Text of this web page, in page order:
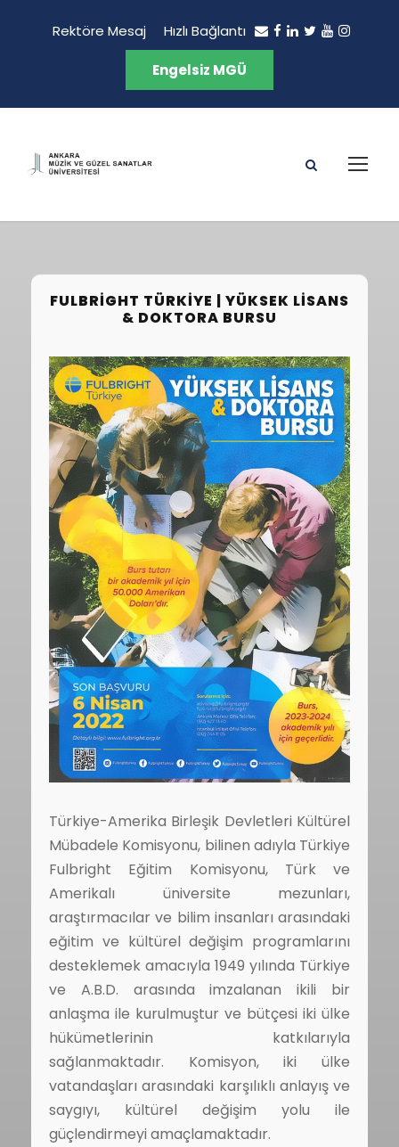
Rektöre Mesaj Hızlı Bağlantı
Engelsiz MGÜ
FULBRIGHT TÜRKIYE | YÜKSEK LISANS
& DOKTORA BURSU
Türkiye-Amerika Birleşik Devletleri Kültürel
Mübadele Komisyonu, bilinen adıyla Türkiye
Fulbright Eğitim Komisyonu, Türk ve
Amerikalı üniversite mezunları,
araştırmacılar ve bilim insanları arasındaki
eğitim ve kültürel değişim programlarını
desteklemek amacıyla 1949 yılında Türkiye
ve A.B.D. arasında imzalanan ikili bir
anlaşma ile kurulmuştur ve bütçesi iki ülke
hükümetlerinin katkılarıyla
sağlanmaktadır. Komisyon, iki ülke
vatandaşları arasındaki karşılıklı anlayış ve
saygıyı, kültürel değişim yolu ile
güçlendirmeyi amaçlamaktadır.